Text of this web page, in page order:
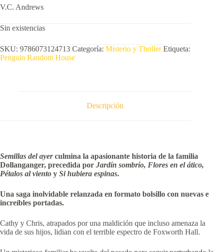
V.C. Andrews
Sin existencias
SKU: 9786073124713 Categoría: Misterio y Thriller Etiqueta:
Penguin Random House
Descripción
Semillas del ayerculmina la apasionante historia de la familia
Dollanganger, precedida por Jardín sombrío, Flores en el ático,
Pétalos al viento y Si hubiera espinas.
Una saga inolvidable relanzada en formato bolsillo con nuevas e
increíbles portadas.
Cathy y Chris, atrapados por una maldición que incluso amenaza la
vida de sus hijos, lidian con el terrible espectro de Foxworth Hall.